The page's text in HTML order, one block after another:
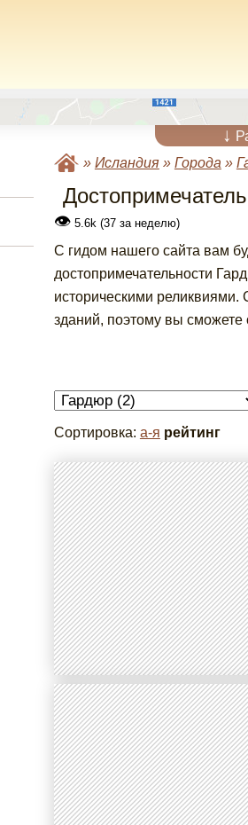
↓
» Исландия» Города »
👁5.6k (37 за неделю)
С гидом нашего сайта вам
достопримечательности
историческими реликвиями.
зданий, поэтому вы сможете
Сортировка: а-я рейтинг